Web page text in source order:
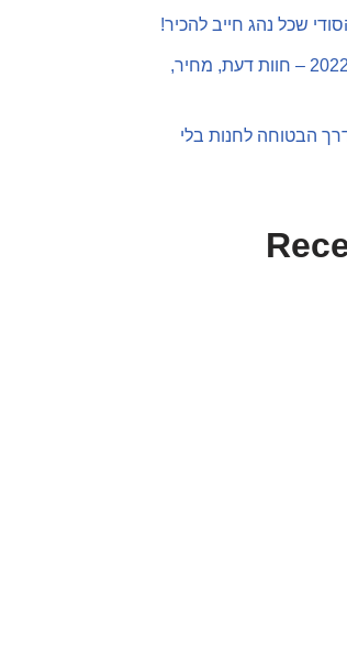
שכל נהג חייב להכיר!
סקירה מקצועית על יונדאי טוסון 2022 – חוות דעת, מחיר,
הבטוחה לחנות בלי